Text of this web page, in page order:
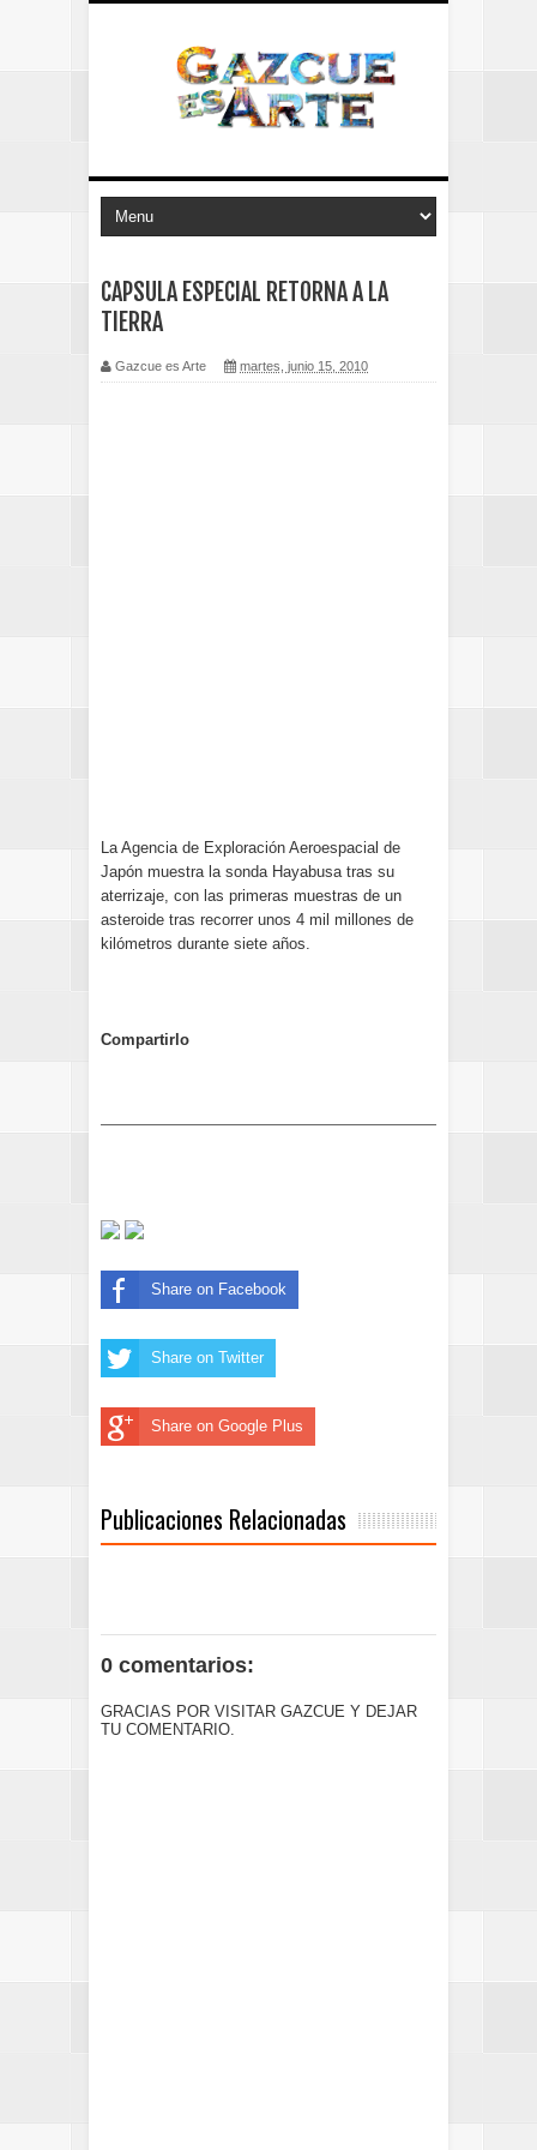
CAPSULA ESPECIAL RETORNA A LA
TIERRA
Gazcue es Arte martes, junio 15, 2010
La Agencia de Exploración Aeroespacial de
Japón muestra la sonda Hayabusa tras su
aterrizaje, con las primeras muestras de un
asteroide tras recorrer unos 4 mil millones de
kilómetros durante siete años.
Compartirlo
Share on Facebook
Share on Twitter
Share on Google Plus
Publicaciones Relacionadas
0 comentarios:
GRACIAS POR VISITAR GAZCUE Y DEJAR
TU COMENTARIO.